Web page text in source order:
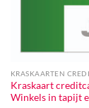
KRASKAARTEN
Kraskaart
Winkels in tapijt